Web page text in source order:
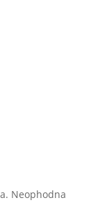
Neophodna